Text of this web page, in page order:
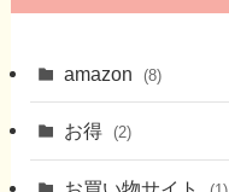
amazon (8)
お得 (2)